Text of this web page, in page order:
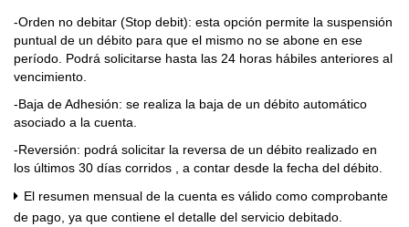
-Orden no debitar (Stop debit): esta opción permite la suspensión
puntual de un débito para que el mismo no se abone en ese
período. Podrá solicitarse hasta las 24 horas hábiles anteriores al
vencimiento.
-Baja de Adhesión: se realiza la baja de un débito automático
asociado a la cuenta.
-Reversión: podrá solicitar la reversa de un débito realizado en
los últimos 30 días corridos , a contar desde la fecha del débito.
El resumen mensual de la cuenta es válido como comprobante
de pago, ya que contiene el detalle del servicio debitado.